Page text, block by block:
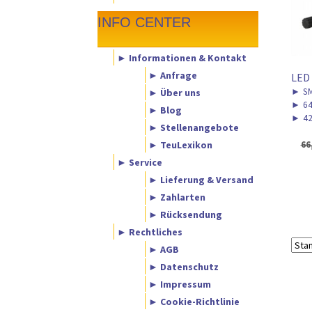
►
►
►
INFO CENTER
► Informationen & Kontakt
► Anfrage
► Über uns
► Blog
► Stellenangebote
► TeuLexikon
► Service
► Lieferung & Versand
► Zahlarten
► Rücksendung
► Rechtliches
► AGB
► Datenschutz
► Impressum
► Cookie-Richtlinie